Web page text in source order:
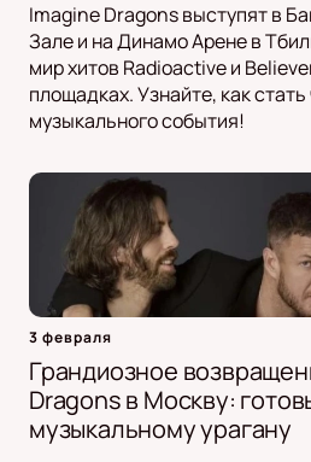
Imagine Dragons выступят в
Зале и на Динамо Арене в
мир хитов Radioactive и
площадках. Узнайте, как
музыкального события!
3 февраля
Грандиозное
Dragons в Москву:
музыкальному урагану